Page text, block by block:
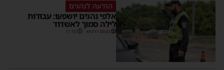
הודעה לנהגים
אלפי נהגים יושפעו: עבודות
לילה סמוך לאשדוד
מנחם דויטש 11:10